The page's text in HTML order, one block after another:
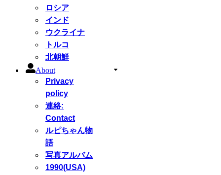
ロシア
インド
ウクライナ
トルコ
北朝鮮
About
Privacy
policy
連絡:
Contact
ルピちゃん物
語
写真アルバム
1990(USA)